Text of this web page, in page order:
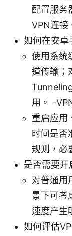
配置服务
VPN连接
如何在安卓
使用系统
道传输；
用。 -
重启应用
时间是否
规则，必
是否需要开
对普通用
景下可考
速度产生
如何评估